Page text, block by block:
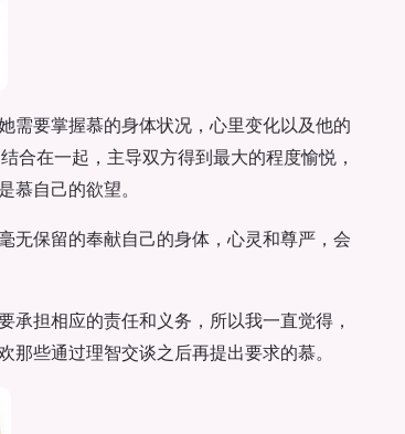
需要掌握慕的身体状况，心里变化以及他的
合在一起，主导双方得到最大的程度愉悦，
自己的欲望。
无保留的奉献自己的身体，心灵和尊严，会
担相应的责任和义务，所以我一直觉得，
些通过理智交谈之后再提出要求的慕。